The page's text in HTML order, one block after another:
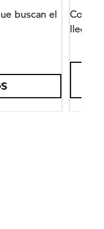
buscan el
Con la